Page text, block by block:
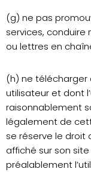
(g) ne pas
services, conduire
ou lettres en
(h) ne télécharger
utilisateur et dont
raisonnablement
légalement de
se réserve le droit
affiché sur son
préalablement